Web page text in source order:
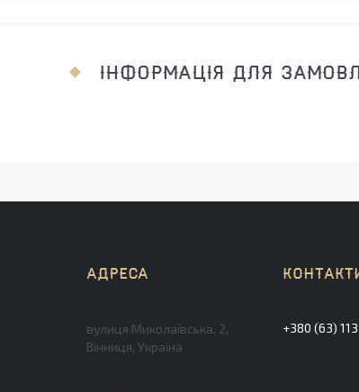
ІНФОРМАЦІЯ ДЛЯ
вулиця Миколаївська, 2,
Вінниця, Україна
+380 (63)